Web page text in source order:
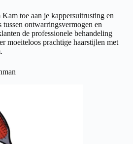
toe aan je kappersuitrusting en
tussen ontwarringsvermogen en
de professionele behandeling
moeiteloos prachtige haarstijlen met